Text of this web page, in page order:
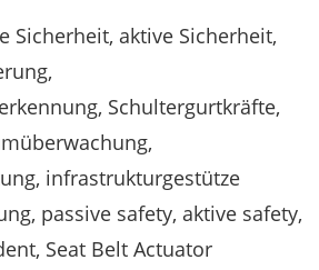
Sicherheit, aktive Sicherheit,
Schultergurtkräfte,
infrastrukturgestütze
passive safety, aktive safety,
Seat Belt Actuator